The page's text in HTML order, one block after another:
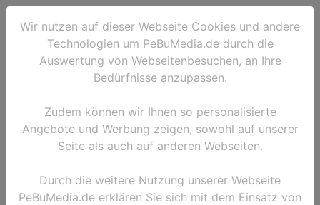
Wir nutzen auf dieser Webseite Cookies und andere
Technologien um PeBuMedia.de durch die
Auswertung von Webseitenbesuchen, an Ihre
Bedürfnisse anzupassen.
Zudem können wir Ihnen so personalisierte
Angebote und Werbung zeigen, sowohl auf unserer
Seite als auch auf anderen Webseiten.
Durch die weitere Nutzung unserer Webseite
PeBuMedia.de erklären Sie sich mit dem Einsatz von